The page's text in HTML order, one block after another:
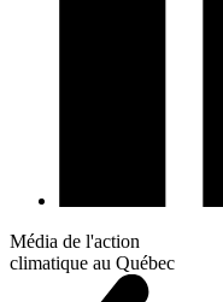
Média de l'action
climatique au Québec